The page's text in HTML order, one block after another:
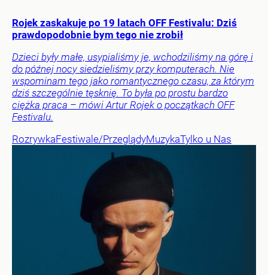
Rojek zaskakuje po 19 latach OFF Festivalu: Dziś
prawdopodobnie bym tego nie zrobił
Dzieci były małe, usypialiśmy je, wchodziliśmy na górę i
do późnej nocy siedzieliśmy przy komputerach. Nie
wspominam tego jako romantycznego czasu, za którym
dziś szczególnie tęsknię. To była po prostu bardzo
ciężka praca – mówi Artur Rojek o początkach OFF
Festivalu.
RozrywkaFestiwale/PrzeglądyMuzykaTylko u Nas